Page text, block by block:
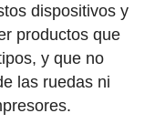
dispositivos y
productos que
y que no
las ruedas ni